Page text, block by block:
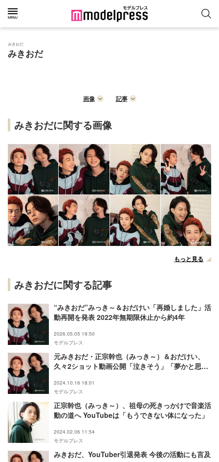
みきおだ
みきおだ
画像 記事
みきおだに関する画像
もっと見る
みきおだに関する記事
“みきおだ”みっき～＆おだけい「再婚しました」活
動再開を発表 2022年無期限休止から約4年
2026.05.05 19:50
モデルプレス
元みきおだ・正宗幹也（みっき～）＆おだけい、
久々2ショット動画公開「泣きそう」「夢かと思っ
2024.10.16 18:01
モデルプレス
正宗幹也（みっき～）、祖母の死きっかけで音楽活
動の道へ YouTubeは「もうできない体になった」
2024.02.06 11:54
モデルプレス
みきおだ、YouTuber引退発表 今後の活動にも言及